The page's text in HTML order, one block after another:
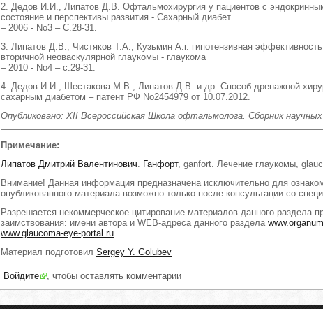
2. Дедов И.И., Липатов Д.В. Офтальмохирургия у пациентов с
состояние и перспективы развития - Сахарный диабет
– 2006 - No3 – С.28-31.
3. Липатов Д.В., Чистяков Т.А., Кузьмин А.г. гипотензивная
вторичной неоваскулярной глаукомы - глаукома
– 2010 - No4 – с.29-31.
4. Дедов И.И., Шестакова М.В., Липатов Д.В. и др. Способ дренажной
сахарным диабетом – патент РФ No2454979 от 10.07.2012.
Опубликовано: XII Всероссийская Школа офтальмолога. Сборник
Примечание:
Липатов Дмитрий Валентинович
Ганфорт, ganfort. Лечение глаукомы,
Внимание! Данная информация предназначена исключительно для
опубликованного материала возможно только после консультации со
Разрешается некоммерческое цитирование материалов данного раздела
заимствования: имени автора и WEB-адреcа данного раздела
www.glaucoma-eye-portal.ru
Материал подготовил Sergey Y. Golubev
Войдите , чтобы оставлять комментарии